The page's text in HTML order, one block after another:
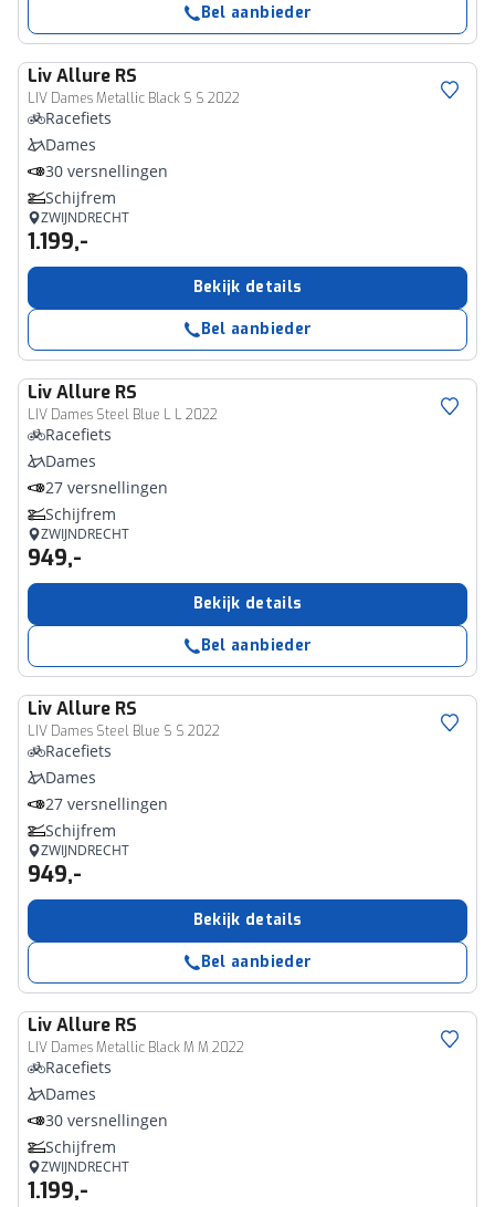
Bel aanbieder
LivAllure RS
LIV Dames Metallic Black S S 2022
Racefiets
Dames
30 versnellingen
Schijfrem
ZWIJNDRECHT
1.199,-
Bekijk details
Bel aanbieder
LivAllure RS
LIV Dames Steel Blue L L 2022
Racefiets
Dames
27 versnellingen
Schijfrem
ZWIJNDRECHT
949,-
Bekijk details
Bel aanbieder
LivAllure RS
LIV Dames Steel Blue S S 2022
Racefiets
Dames
27 versnellingen
Schijfrem
ZWIJNDRECHT
949,-
Bekijk details
Bel aanbieder
LivAllure RS
LIV Dames Metallic Black M M 2022
Racefiets
Dames
30 versnellingen
Schijfrem
ZWIJNDRECHT
1.199,-